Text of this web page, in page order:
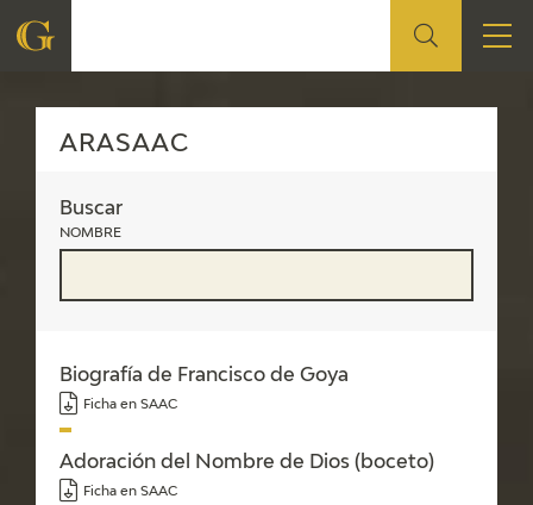
FUNDACIÓN
CENTRO DE INVESTIGACIÓN Y DOCUMENTACIÓN
CONTACTO
PROGRAMACIÓN
ARASAAC
Buscar
NOMBRE
Biografía de Francisco de Goya
Ficha en SAAC
Adoración del Nombre de Dios (boceto)
Ficha en SAAC